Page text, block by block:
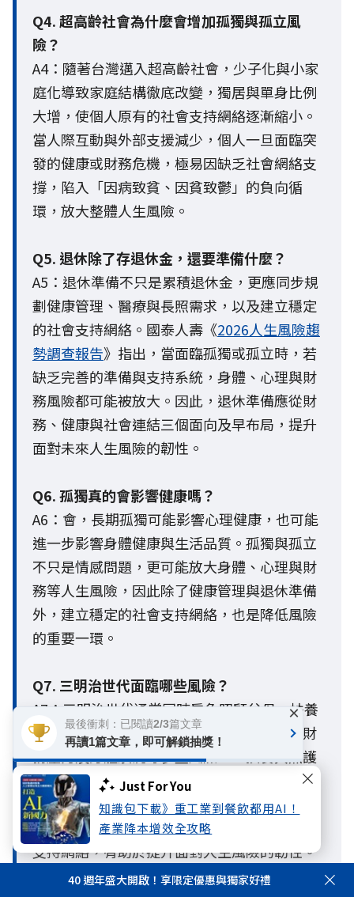
Just For You
知識包下載》重工業到餐飲都用AI！
產業降本增效全攻略
Q4. 超高齡社會為什麼會增加孤獨與孤立風
險？
A4：隨著台灣邁入超高齡社會，少子化與小家
庭化導致家庭結構徹底改變，獨居與單身比例
大增，使個人原有的社會支持網絡逐漸縮小。
當人際互動與外部支援減少，個人一旦面臨突
發的健康或財務危機，極易因缺乏社會網絡支
撐，陷入「因病致貧、因貧致鬱」的負向循
環，放大整體人生風險。
Q5. 退休除了存退休金，還要準備什麼？
A5：退休準備不只是累積退休金，更應同步規
劃健康管理、醫療與長照需求，以及建立穩定
的社會支持網絡。國泰人壽《2026人生風險趨
勢調查報告》指出，當面臨孤獨或孤立時，若
缺乏完善的準備與支持系統，身體、心理與財
務風險都可能被放大。因此，退休準備應從財
務、健康與社會連結三個面向及早布局，提升
面對未來人生風險的韌性。
Q6. 孤獨真的會影響健康嗎？
A6：會，長期孤獨可能影響心理健康，也可能
進一步影響身體健康與生活品質。孤獨與孤立
不只是情感問題，更可能放大身體、心理與財
務等人生風險，因此除了健康管理與退休準備
外，建立穩定的社會支持網絡，也是降低風險
的重要一環。
Q7. 三明治世代面臨哪些風險？
A7：三明治世代通常同時肩負照顧父母、扶養
子女及工作責任，因此容易面臨心理健康、財
務壓力及身體狀況等多重風險。「扶養與照護
責任」已成為三明治世代最主要的心理壓力來
源，長期下來可能影響健康、退休準備與財務
規劃。及早建立完善的保障、退休準備與家庭
支持網絡，有助於提升面對人生風險的韌性。
40 週年盛大開啟！享限定優惠與獨家好禮
最後衝刺：已閱讀2/3篇文章
再讀1篇文章，即可解鎖抽獎！
×